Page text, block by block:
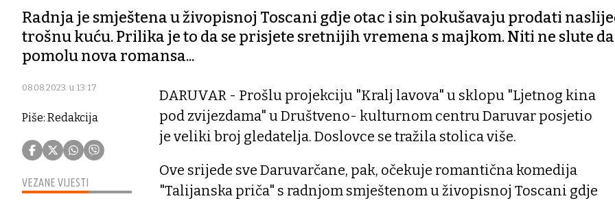
Radnja je smještena u živopisnoj Toscani gdje otac i sin pokušavaju prodati
trošnu kuću. Prilika je to da se prisjete sretnijih vremena s majkom. Niti ne slute
pomolu nova romansa...
08.08.2023. u 13:17
Piše: Redakcija
VEZANE VIJESTI
DARUVAR - Prošlu projekciju "Kralj lavova" u sklopu "Ljetnog kina
pod zvijezdama" u Društveno- kulturnom centru Daruvar posjetio
je veliki broj gledatelja. Doslovce se tražila stolica više.
Ove srijede sve Daruvarčane, pak, očekuje romantična komedija
"Talijanska priča" s radnjom smještenom u živopisnoj Toscani gdje